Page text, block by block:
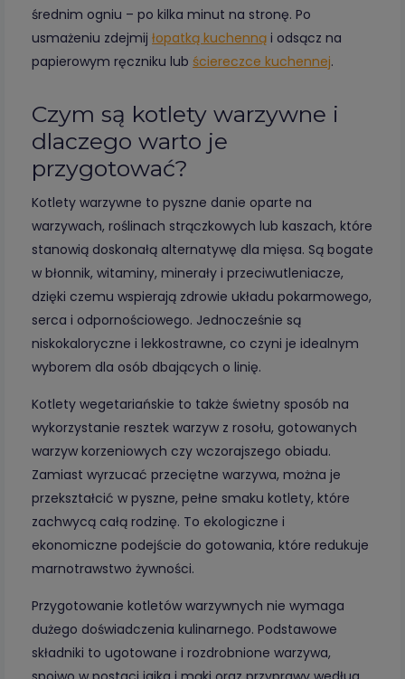
średnim ogniu – po kilka minut na stronę. Po
usmażeniu zdejmij łopatką kuchenną i odsącz na
papierowym ręczniku lub ściereczce kuchennej.
Czym są kotlety warzywne i
dlaczego warto je
przygotować?
Kotlety warzywne to pyszne danie oparte na
warzywach, roślinach strączkowych lub kaszach, które
stanowią doskonałą alternatywę dla mięsa. Są bogate
w błonnik, witaminy, minerały i przeciwutleniacze,
dzięki czemu wspierają zdrowie układu pokarmowego,
serca i odpornościowego. Jednocześnie są
niskokaloryczne i lekkostrawne, co czyni je idealnym
wyborem dla osób dbających o linię.
Kotlety wegetariańskie to także świetny sposób na
wykorzystanie resztek warzyw z rosołu, gotowanych
warzyw korzeniowych czy wczorajszego obiadu.
Zamiast wyrzucać przeciętne warzywa, można je
przekształcić w pyszne, pełne smaku kotlety, które
zachwycą całą rodzinę. To ekologiczne i
ekonomiczne podejście do gotowania, które redukuje
marnotrawstwo żywności.
Przygotowanie kotletów warzywnych nie wymaga
dużego doświadczenia kulinarnego. Podstawowe
składniki to ugotowane i rozdrobnione warzywa,